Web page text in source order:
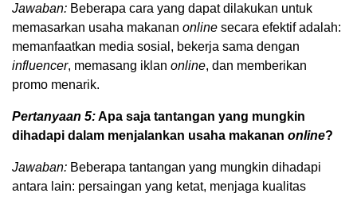
Jawaban: Beberapa cara yang dapat dilakukan untuk
memasarkan usaha makanan online secara efektif adalah:
memanfaatkan media sosial, bekerja sama dengan
influencer, memasang iklan online, dan memberikan
promo menarik.
Pertanyaan 5:Apa saja tantangan yang mungkin
dihadapi dalam menjalankan usaha makanan online?
Jawaban: Beberapa tantangan yang mungkin dihadapi
antara lain: persaingan yang ketat, menjaga kualitas